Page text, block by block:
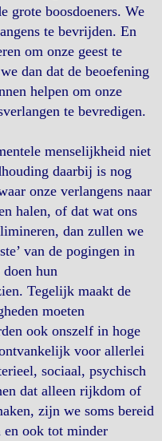
grote boosdoeners. We
te bevrijden. En
om onze geest te
dan dat de beoefening
helpen om onze
te bevredigen.
menselijkheid niet
daarbij is nog
onze verlangens naar
halen, of dat wat ons
dan zullen we
van de pogingen in
hun
Tegelijk maakt de
moeten
ook onszelf in hoge
voor allerlei
sociaal, psychisch
dat alleen rijkdom of
zijn we soms bereid
ook tot minder